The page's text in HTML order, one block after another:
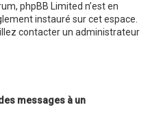
phpBB Limited n’est en
instauré sur cet espace.
contacter un administrateur
messages à un